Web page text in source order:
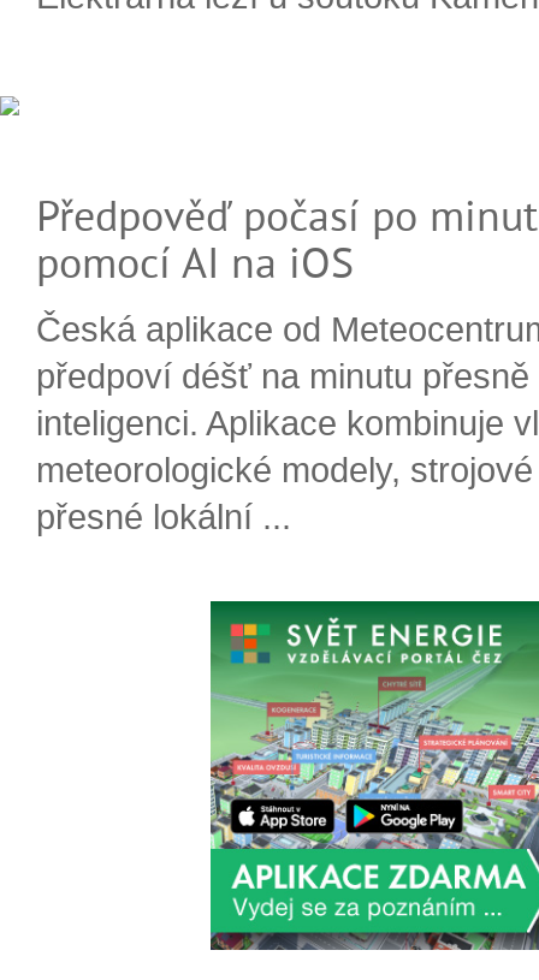
Předpověď počasí po
pomocí AI na iOS
Česká aplikace od
předpoví déšť na minutu
inteligenci. Aplikace kombinuje
meteorologické modely,
přesné lokální ...